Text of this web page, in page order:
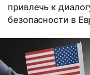
привлечь к
безопасности в